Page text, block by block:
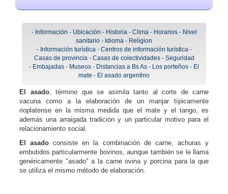
- Información - Ubicación - Historia- Clima- Horarios- Nivel
sanitario - Idioma - Religion
- Información turística- Centros de información turística-
Casas de provincia- Casas de colectividades- Seguridad
- Embajadas - Museos - Distancias a Bs As - Los porteños - El
mate - El asado argentino
El asado, término que se asimila tanto al corte de carne
vacuna como a la elaboración de un manjar típicamente
rioplatense en la misma medida que el mate y el tango, es
además una arraigada tradición y un particular motivo para el
relacionamiento social.
El asado consiste en la combinación de carne, achuras y
embutidos particularmente bovinos, aunque también se le llama
genéricamente "asado" a la carne ovina y porcina para la que
se utiliza el mismo método de elaboración.